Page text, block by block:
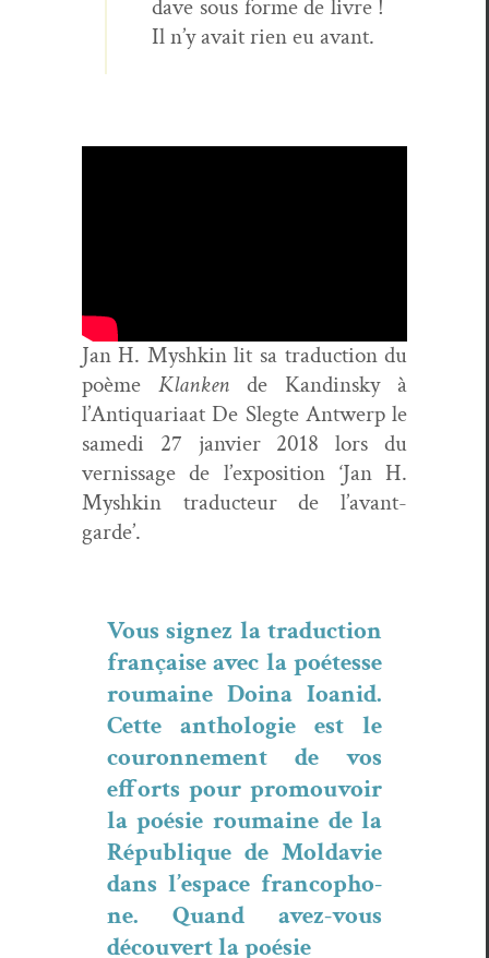
dave sous forme de livre !
Il n’y avait rien eu avant.
Jan H. Myshkin lit sa tra­duc­tion du
poème Klanken de Kandin­sky à
l’An­ti­quar­i­aat De Slegte Antwerp le
same­di 27 jan­vi­er 2018 lors du
vernissage de l’ex­po­si­tion ‘Jan H.
Myshkin tra­duc­teur de l’avant-
garde’.
Vous signez la tra­duc­tion
française avec la poétesse
roumaine Doina Ioanid.
Cette antholo­gie est le
couron­nement de vos
efforts pour pro­mou­voir
la poésie roumaine de la
République de Mol­davie
dans l’espace fran­coph­o­
ne. Quand avez-vous
décou­vert la poésie